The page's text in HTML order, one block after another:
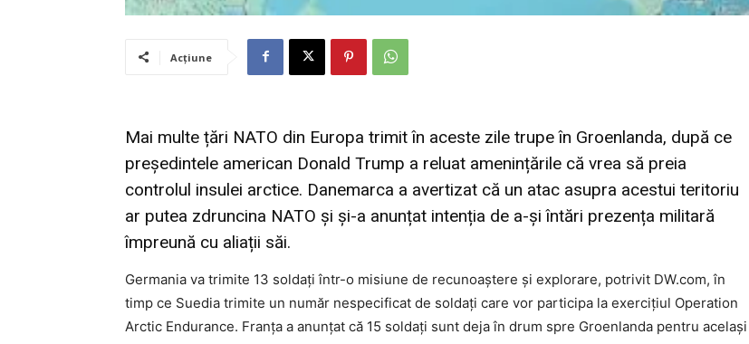
Acțiune
Mai multe țări NATO din Europa trimit în aceste zile trupe în Groenlanda, după ce
președintele american Donald Trump a reluat amenințările că vrea să preia
controlul insulei arctice. Danemarca a avertizat că un atac asupra acestui teritoriu
ar putea zdruncina NATO și și-a anunțat intenția de a-și întări prezența militară
împreună cu aliații săi.
Germania va trimite 13 soldați într-o misiune de recunoaștere și explorare, potrivit DW.com, în
timp ce Suedia trimite un număr nespecificat de soldați care vor participa la exercițiul Operation
Arctic Endurance. Franța a anunțat că 15 soldați sunt deja în drum spre Groenlanda pentru același